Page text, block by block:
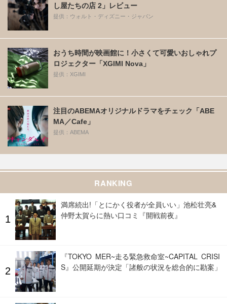
し屋たちの店 2」レビュー
提供：ウォルト・ディズニー・ジャパン
おうち時間が映画館に！小さくて可愛いおしゃれプ
ロジェクター「XGIMI Nova」
提供：XGIMI
注目のABEMAオリジナルドラマをチェック「ABE
MA／Cafe」
提供：ABEMA
RANKING
満席続出!「とにかく役者が全員いい」池松壮亮&
仲野太賀らに熱い口コミ『開戦前夜』
『TOKYO MER~走る緊急救命室~CAPITAL CRISI
S』公開延期が決定「諸般の状況を総合的に勘案」